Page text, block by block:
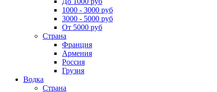
1000 - 3000 руб
3000 - 5000 руб
От 5000 руб
Страна
Франция
Армения
Россия
Грузия
Водка
Страна